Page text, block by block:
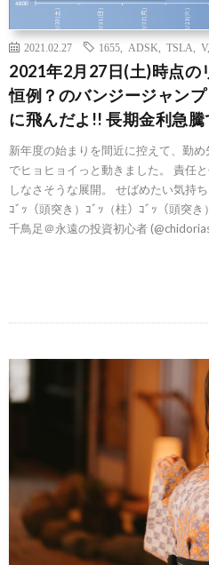
2021.02.27 1655 ADSK TSLA V,
2021年2月27日(土)時点の
恒例？のバンジージャン
に飛んだよ!! 長期金利急騰
新年度の始まりを間近に控えて、勤
でヒョヒョイっと動きました。 責任
しなさそうな展開。 せばめたい気持
ｺﾞｯ（頭突き）ｺﾞｯ（柱）ｺﾞｯ（頭突
千鳥足＠永遠の投資初心者